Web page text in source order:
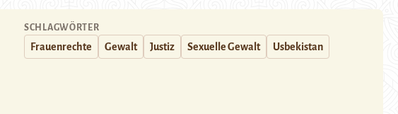
SCHLAGWÖRTER
Frauenrechte Gewalt Justiz Sexuelle Gewalt Usbekistan